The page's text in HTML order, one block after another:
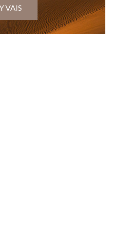
VAIS